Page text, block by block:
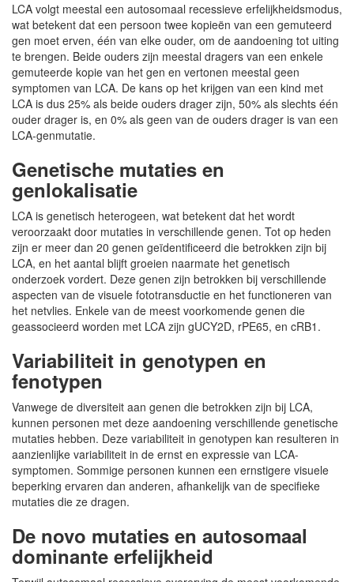
LCA volgt meestal een autosomaal recessieve erfelijkheidsmodus,
wat betekent dat een persoon twee kopieën van een gemuteerd
gen moet erven, één van elke ouder, om de aandoening tot uiting
te brengen. Beide ouders zijn meestal dragers van een enkele
gemuteerde kopie van het gen en vertonen meestal geen
symptomen van LCA. De kans op het krijgen van een kind met
LCA is dus 25% als beide ouders drager zijn, 50% als slechts één
ouder drager is, en 0% als geen van de ouders drager is van een
LCA-genmutatie.
Genetische mutaties en
genlokalisatie
LCA is genetisch heterogeen, wat betekent dat het wordt
veroorzaakt door mutaties in verschillende genen. Tot op heden
zijn er meer dan 20 genen geïdentificeerd die betrokken zijn bij
LCA, en het aantal blijft groeien naarmate het genetisch
onderzoek vordert. Deze genen zijn betrokken bij verschillende
aspecten van de visuele fototransductie en het functioneren van
het netvlies. Enkele van de meest voorkomende genen die
geassocieerd worden met LCA zijn gUCY2D, rPE65, en cRB1.
Variabiliteit in genotypen en
fenotypen
Vanwege de diversiteit aan genen die betrokken zijn bij LCA,
kunnen personen met deze aandoening verschillende genetische
mutaties hebben. Deze variabiliteit in genotypen kan resulteren in
aanzienlijke variabiliteit in de ernst en expressie van LCA-
symptomen. Sommige personen kunnen een ernstigere visuele
beperking ervaren dan anderen, afhankelijk van de specifieke
mutaties die ze dragen.
De novo mutaties en autosomaal
dominante erfelijkheid